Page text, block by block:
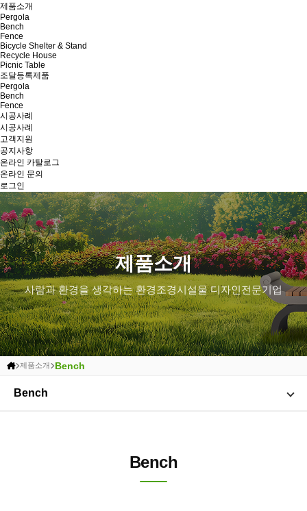
제품소개
Pergola
Bench
Fence
Bicycle Shelter & Stand
Recycle House
Picnic Table
조달등록제품
Pergola
Bench
Fence
시공사례
시공사례
고객지원
공지사항
온라인 카탈로그
온라인 문의
로그인
제품소개
사람과 환경을 생각하는 환경조경시설물 디자인전문기업
제품소개 Bench
Bench
Bench